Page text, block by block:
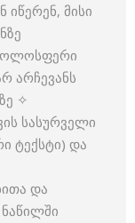
მისი
არჩევანს
✧
სასურველი
ტექსტი) და
და